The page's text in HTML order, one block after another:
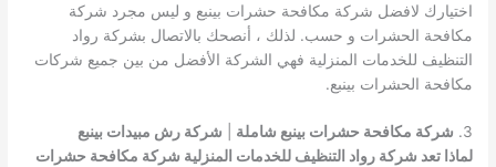
اختيارك لافضل شركة مكافحة حشرات بينبع و ليس مجرد شركة
مكافحة الحشرات و حسب. لذلك ، أنصحك بالاتصال بشركة رواد
التنظيف للخدمات المنزلية فهي الشركة الأفضل من بين جميع شركات
مكافحة الحشرات بينبع.
3. شركة مكافحة حشرات بينبع شاملة
شركة رش مبيدات بينبع
لماذا تعد شركة رواد التنظيف للخدمات المنزلية شركة مكافحة حشرات